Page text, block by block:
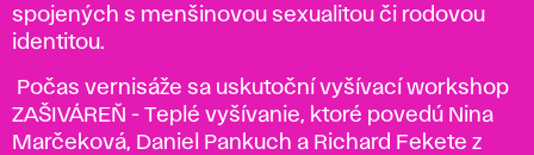
spojených s menšinovou sexualitou či rodovou
identitou.
Počas vernisáže sa uskutoční vyšívací workshop
ZAŠIVÁREŇ - Teplé vyšívanie, ktoré povedú Nina
Marčeková, Daniel Pankuch a Richard Fekete z